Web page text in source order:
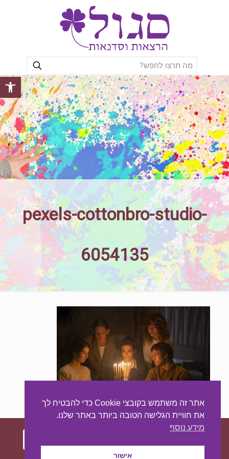
פתח
pexels-cottonbro-studio-
6054135
אתר זה משתמש בקובצי Cookie כדי להבטיח לך
את חוויית הגלישה הטובה ביותר באתר שלנו.
מידע נוסף
אישור